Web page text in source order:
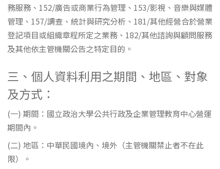
務服務、152/廣告或商業行為管理、153/影視、音樂與媒體
管理、157/調查、統計與研究分析、181/其他經營合於營業
登記項目或組織章程所定之業務、182/其他諮詢與顧問服務
及其他依主管機關公告之特定目的。
三、個人資料利用之期間、地區、對象
及方式：
(一) 期間：國立政治大學公共行政及企業管理教育中心營運
期間內。
(二) 地區：中華民國境內、境外（主管機關禁止者不在此
限）。